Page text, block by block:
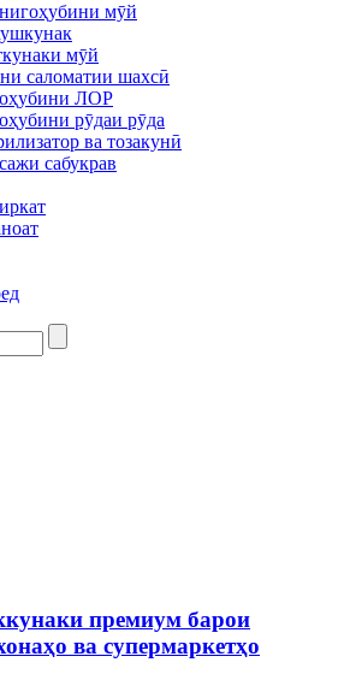
мӯй
мӯй
саломатии шахсӣ
ЛОР
рӯдаи рӯда
ва тозакунӣ
сабукрав
премиум барои
ва супермаркетҳо